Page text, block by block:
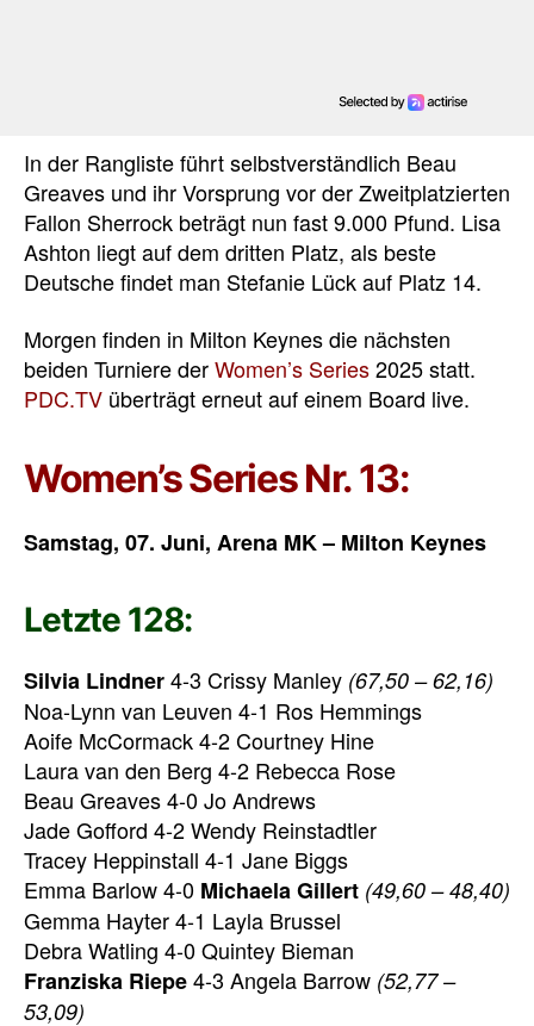
In der Rangliste führt selbstverständlich Beau
Greaves und ihr Vorsprung vor der Zweitplatzierten
Fallon Sherrock beträgt nun fast 9.000 Pfund. Lisa
Ashton liegt auf dem dritten Platz, als beste
Deutsche findet man Stefanie Lück auf Platz 14.
Morgen finden in Milton Keynes die nächsten
beiden Turniere derWomen’s Series2025 statt.
PDC.TV überträgt erneut auf einem Board live.
Women’s Series Nr. 13:
Samstag, 07. Juni, Arena MK – Milton Keynes
Letzte 128:
Silvia Lindner4-3 Crissy Manley (67,50 – 62,16)
Noa-Lynn van Leuven 4-1 Ros Hemmings
Aoife McCormack 4-2 Courtney Hine
Laura van den Berg 4-2 Rebecca Rose
Beau Greaves 4-0 Jo Andrews
Jade Gofford 4-2 Wendy Reinstadtler
Tracey Heppinstall 4-1 Jane Biggs
Emma Barlow 4-0 Michaela Gillert (49,60 – 48,40)
Gemma Hayter 4-1 Layla Brussel
Debra Watling 4-0 Quintey Bieman
Franziska Riepe4-3 Angela Barrow (52,77 –
53,09)